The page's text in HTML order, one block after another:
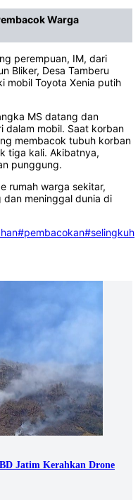
Warga
perempuan, IM, dari
Bliker, Desa Tamberu
mobil Toyota Xenia putih
MS datang dan
dalam mobil. Saat korban
membacok tubuh korban
tiga kali. Akibatnya,
punggung.
rumah warga sekitar,
meninggal dunia di
#pembacokan#selingkuh
Jatim Kerahkan Drone